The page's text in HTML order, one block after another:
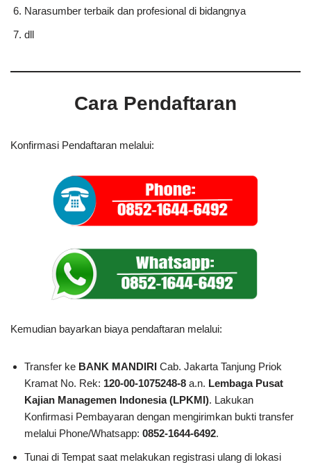
Narasumber terbaik dan profesional di bidangnya
dll
Cara Pendaftaran
Konfirmasi Pendaftaran melalui:
Kemudian bayarkan biaya pendaftaran melalui:
Transfer ke BANK MANDIRI Cab. Jakarta Tanjung Priok
Kramat No. Rek: 120-00-1075248-8 a.n. Lembaga Pusat
Kajian Managemen Indonesia (LPKMI). Lakukan
Konfirmasi Pembayaran dengan mengirimkan bukti transfer
melalui Phone/Whatsapp: 0852-1644-6492.
Tunai di Tempat saat melakukan registrasi ulang di lokasi